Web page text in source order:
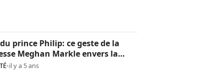
prince Philip: ce geste de la
Meghan Markle envers la
Elizabeth II
•il y a 5 ans